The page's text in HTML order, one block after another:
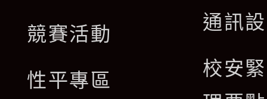
競賽活動
性平專區
通訊
校安